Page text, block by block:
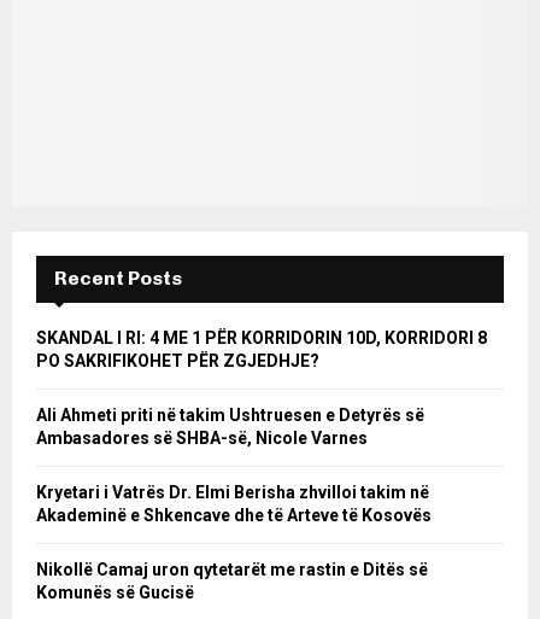
Recent Posts
SKANDAL I RI: 4 ME 1 PËR KORRIDORIN 10D, KORRIDORI 8
PO SAKRIFIKOHET PËR ZGJEDHJE?
Ali Ahmeti priti në takim Ushtruesen e Detyrës së
Ambasadores së SHBA-së, Nicole Varnes
Kryetari i Vatrës Dr. Elmi Berisha zhvilloi takim në
Akademinë e Shkencave dhe të Arteve të Kosovës
Nikollë Camaj uron qytetarët me rastin e Ditës së
Komunës së Gucisë